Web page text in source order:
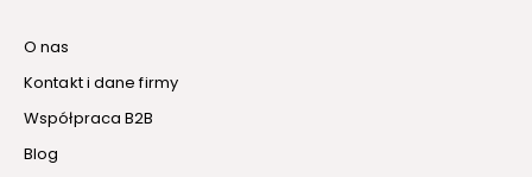
O nas
Kontakt i dane firmy
Współpraca B2B
Blog